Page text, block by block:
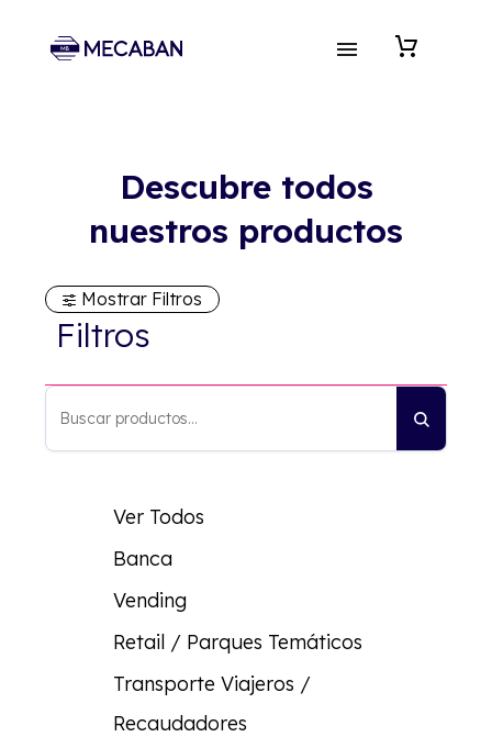
Descubre todos
nuestros productos
Mostrar Filtros
Filtros
Ver Todos
Banca
Vending
Retail / Parques Temáticos
Transporte Viajeros /
Recaudadores